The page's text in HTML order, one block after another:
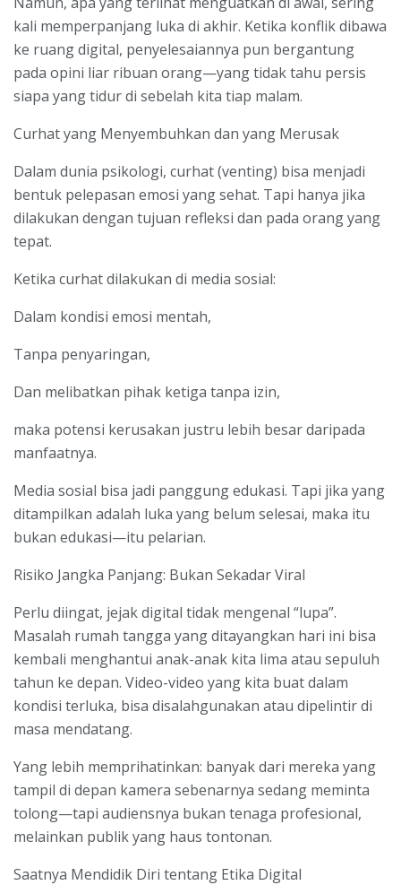
kali memperpanjang luka di akhir. Ketika konflik dibawa
ke ruang digital, penyelesaiannya pun bergantung
pada opini liar ribuan orang—yang tidak tahu persis
siapa yang tidur di sebelah kita tiap malam.
Curhat yang Menyembuhkan dan yang Merusak
Dalam dunia psikologi, curhat (venting) bisa menjadi
bentuk pelepasan emosi yang sehat. Tapi hanya jika
dilakukan dengan tujuan refleksi dan pada orang yang
tepat.
Ketika curhat dilakukan di media sosial:
Dalam kondisi emosi mentah,
Tanpa penyaringan,
Dan melibatkan pihak ketiga tanpa izin,
maka potensi kerusakan justru lebih besar daripada
manfaatnya.
Media sosial bisa jadi panggung edukasi. Tapi jika yang
ditampilkan adalah luka yang belum selesai, maka itu
bukan edukasi—itu pelarian.
Risiko Jangka Panjang: Bukan Sekadar Viral
Perlu diingat, jejak digital tidak mengenal “lupa”.
Masalah rumah tangga yang ditayangkan hari ini bisa
kembali menghantui anak-anak kita lima atau sepuluh
tahun ke depan. Video-video yang kita buat dalam
kondisi terluka, bisa disalahgunakan atau dipelintir di
masa mendatang.
Yang lebih memprihatinkan: banyak dari mereka yang
tampil di depan kamera sebenarnya sedang meminta
tolong—tapi audiensnya bukan tenaga profesional,
melainkan publik yang haus tontonan.
Saatnya Mendidik Diri tentang Etika Digital